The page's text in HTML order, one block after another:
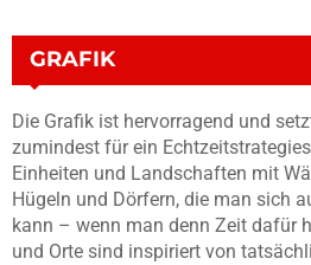
GRAFIK
Die Grafik ist hervorragend und
zumindest für ein
Einheiten und Landschaften mit
Hügeln und Dörfern, die man sich
kann – wenn man denn Zeit dafür
und Orte sind inspiriert von